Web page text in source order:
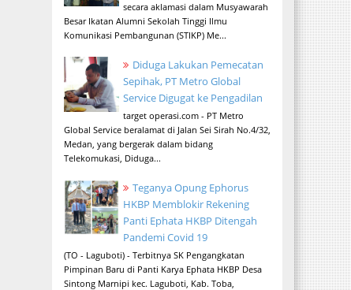
secara aklamasi dalam Musyawarah
Besar Ikatan Alumni Sekolah Tinggi Ilmu
Komunikasi Pembangunan (STIKP) Me...
Diduga Lakukan Pemecatan
Sepihak, PT Metro Global
Service Digugat ke Pengadilan
target operasi.com - PT Metro
Global Service beralamat di Jalan Sei Sirah No.4/32,
Medan, yang bergerak dalam bidang
Telekomukasi, Diduga...
Teganya Opung Ephorus
HKBP Memblokir Rekening
Panti Ephata HKBP Ditengah
Pandemi Covid 19
(TO - Laguboti) - Terbitnya SK Pengangkatan
Pimpinan Baru di Panti Karya Ephata HKBP Desa
Sintong Marnipi kec. Laguboti, Kab. Toba,